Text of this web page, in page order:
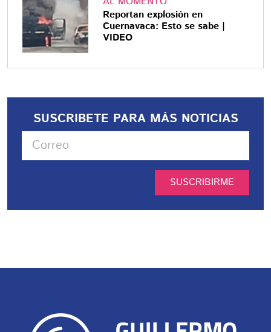
Reportan explosión en
Cuernavaca: Esto se sabe |
VIDEO
SUSCRIBETE PARA MÁS NOTICIAS
SUSCRIBIRME